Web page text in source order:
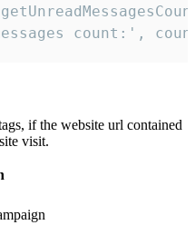
count:',
if the website url contained
visit.